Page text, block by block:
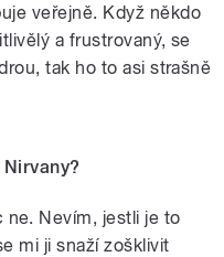
veřejně. Když někdo
a frustrovaný, se
tak ho to asi strašně
ne. Nevím, jestli je to
mi ji snaží zošklivit